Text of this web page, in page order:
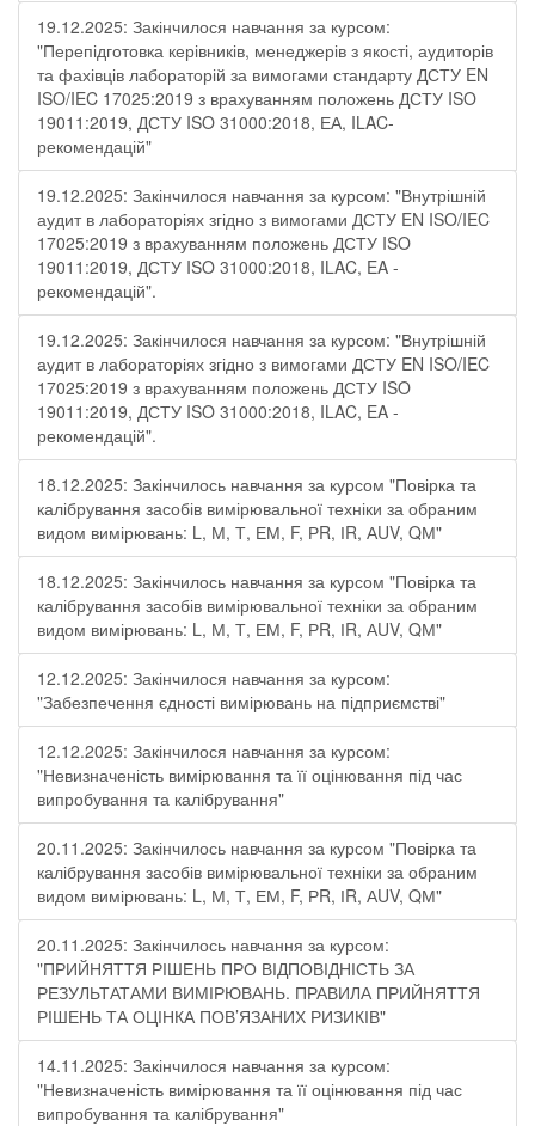
19.12.2025: Закінчилося навчання за курсом:
"Перепідготовка керівників, менеджерів з якості, аудиторів
та фахівців лабораторій за вимогами стандарту ДСТУ EN
ISO/IEC 17025:2019 з врахуванням положень ДСТУ ISO
19011:2019, ДСТУ ISO 31000:2018, ЕА, ILAC-
рекомендацій"
19.12.2025: Закінчилося навчання за курсом: "Внутрішній
аудит в лабораторіях згідно з вимогами ДСТУ EN ISO/IEC
17025:2019 з врахуванням положень ДСТУ ISO
19011:2019, ДСТУ ISO 31000:2018, ILAC, EA -
рекомендацій".
19.12.2025: Закінчилося навчання за курсом: "Внутрішній
аудит в лабораторіях згідно з вимогами ДСТУ EN ISO/IEC
17025:2019 з врахуванням положень ДСТУ ISO
19011:2019, ДСТУ ISO 31000:2018, ILAC, EA -
рекомендацій".
18.12.2025: Закінчилось навчання за курсом "Повірка та
калібрування засобів вимірювальної техніки за обраним
видом вимірювань: L, М, Т, ЕМ, F, РR, ІR, АUV, QМ"
18.12.2025: Закінчилось навчання за курсом "Повірка та
калібрування засобів вимірювальної техніки за обраним
видом вимірювань: L, М, Т, ЕМ, F, РR, ІR, АUV, QМ"
12.12.2025: Закінчилося навчання за курсом:
"Забезпечення єдності вимірювань на підприємстві"
12.12.2025: Закінчилося навчання за курсом:
"Невизначеність вимірювання та її оцінювання під час
випробування та калібрування"
20.11.2025: Закінчилось навчання за курсом "Повірка та
калібрування засобів вимірювальної техніки за обраним
видом вимірювань: L, М, Т, ЕМ, F, РR, ІR, АUV, QМ"
20.11.2025: Закінчилось навчання за курсом:
"ПРИЙНЯТТЯ РІШЕНЬ ПРО ВІДПОВІДНІСТЬ ЗА
РЕЗУЛЬТАТАМИ ВИМІРЮВАНЬ. ПРАВИЛА ПРИЙНЯТТЯ
РІШЕНЬ ТА ОЦІНКА ПОВ’ЯЗАНИХ РИЗИКІВ"
14.11.2025: Закінчилося навчання за курсом:
"Невизначеність вимірювання та її оцінювання під час
випробування та калібрування"